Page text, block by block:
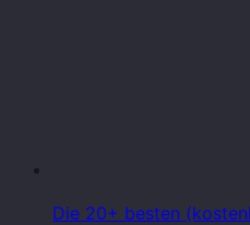
Die 20+ besten